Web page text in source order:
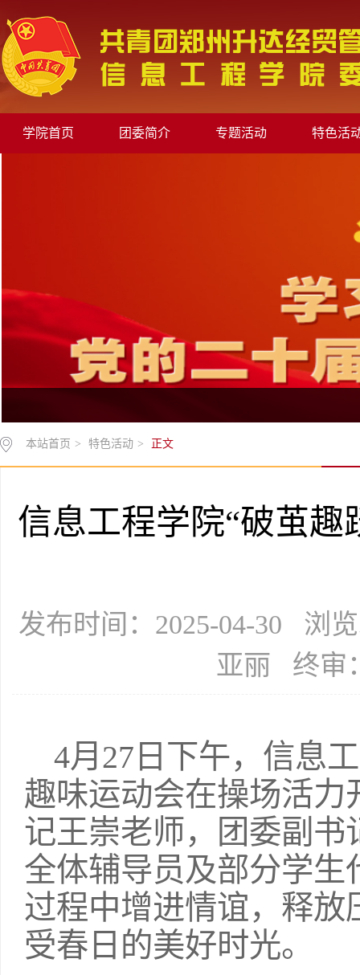
学院首页 团委简介 专题活动 特色活
本站首页 > 特色活动 > 正文
信息工程学院“破茧趣
发布时间：2025-04-30 浏
亚丽 终审
4月27日下午，信息
趣味运动会在操场活
记王崇老师，团委副
全体辅导员及部分学
过程中增进情谊，释
受春日的美好时光。